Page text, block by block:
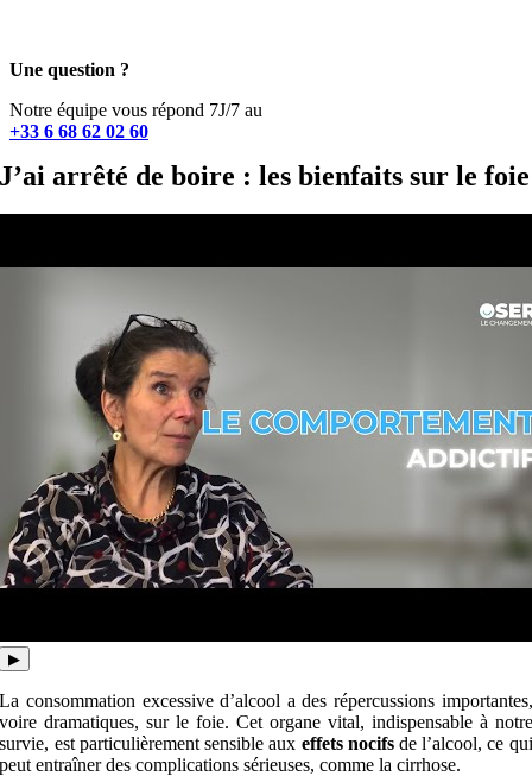
Une question ?
Notre équipe vous répond 7J/7 au
+33 6 68 62 02 60
J’ai arrêté de boire : les bienfaits sur le foie
▶
La consommation excessive d’alcool a des répercussions importantes,
voire dramatiques, sur le foie. Cet organe vital, indispensable à notre
survie, est particulièrement sensible aux effets nocifsde l’alcool, ce qui
peut entraîner des complications sérieuses, comme la cirrhose.